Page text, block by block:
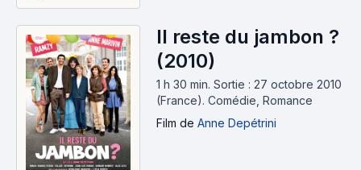
Il reste du jambon ?
(2010)
1 h 30 min. Sortie : 27 octobre 2010
(France). Comédie, Romance
Film de Anne Depétrini